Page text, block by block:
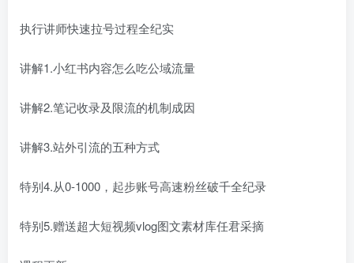
执行讲师快速拉号过程全纪实
讲解1.小红书内容怎么吃公域流量
讲解2.笔记收录及限流的机制成因
讲解3.站外引流的五种方式
特别4.从0-1000，起步账号高速粉丝破千全纪录
特别5.赠送超大短视频vlog图文素材库任君采摘